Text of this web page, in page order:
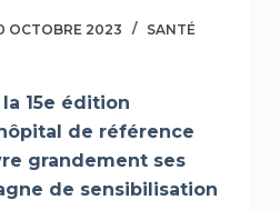
OCTOBRE 2023 SANTÉ
15e édition
de référence
grandement ses
de sensibilisation